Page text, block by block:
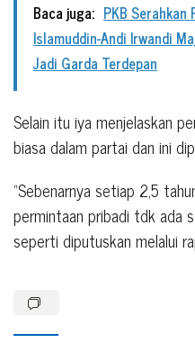
Baca juga: PKB Serahkan
Islamuddin-Andi Irwandi
Jadi Garda Terdepan
Selain itu iya menjelaskan
biasa dalam partai dan ini
“Sebenarnya setiap 2,5
permintaan pribadi tdk ada
seperti diputuskan melalui